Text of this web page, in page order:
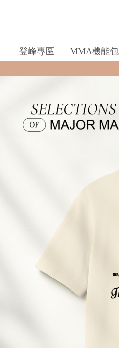
登峰專區 MMA機能包